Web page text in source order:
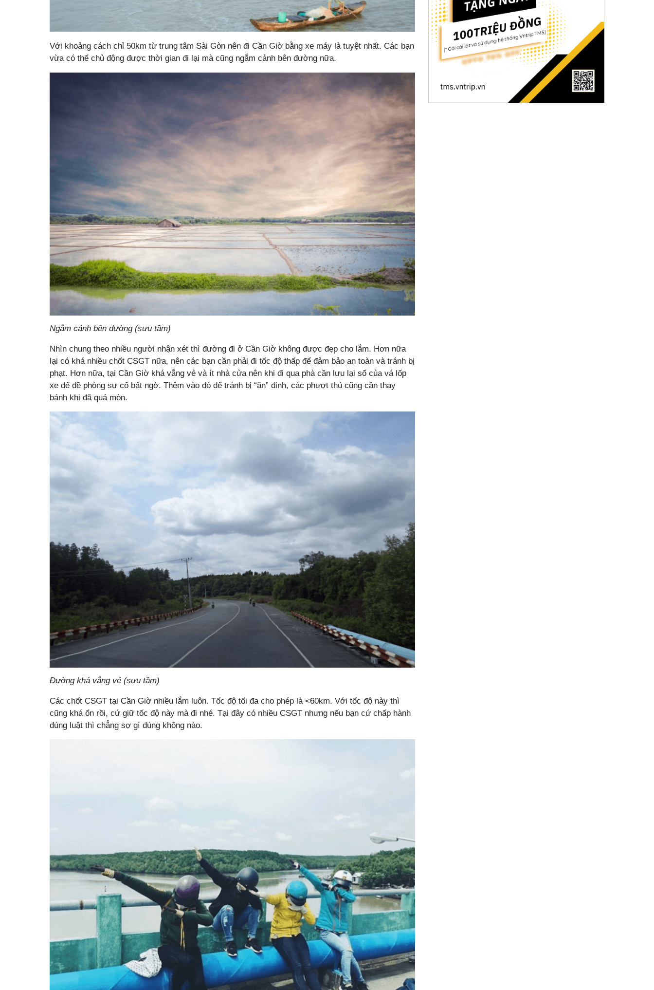
Với khoảng cách chỉ 50km từ trung tâm Sài Gòn nên đi Cần Giờ bằng xe máy là tuyệt nhất. Các bạn
vừa có thể chủ động được thời gian đi lại mà cũng ngắm cảnh bên đường nữa.
Ngắm cảnh bên đường (sưu tầm)
Nhìn chung theo nhiều người nhận xét thì đường đi ở Cần Giờ không được đẹp cho lắm. Hơn nữa
lại có khá nhiều chốt CSGT nữa, nên các bạn cần phải đi tốc độ thấp để đảm bảo an toàn và tránh bị
phạt. Hơn nữa, tại Cần Giờ khá vắng vẻ và ít nhà cửa nên khi đi qua phà cần lưu lại số của vá lốp
xe để đề phòng sự cố bất ngờ. Thêm vào đó để tránh bị “ăn” đinh, các phượt thủ cũng cần thay
bánh khi đã quá mòn.
Đường khá vắng vẻ (sưu tầm)
Các chốt CSGT tại Cần Giờ nhiều lắm luôn. Tốc độ tối đa cho phép là <60km. Với tốc độ này thì
cũng khá ổn rồi, cứ giữ tốc độ này mà đi nhé. Tại đây có nhiều CSGT nhưng nếu bạn cứ chấp hành
đúng luật thì chẳng sợ gì đúng không nào.